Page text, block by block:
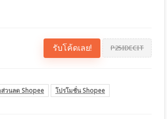
รับโค้ดเลย! P25IDECIT
วนลด Shopee โปรโมชั่น Shopee